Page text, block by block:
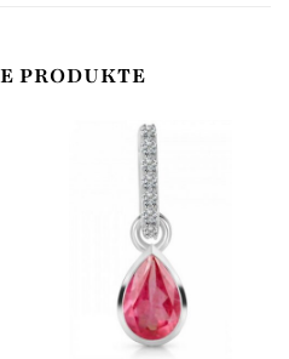
PRODUKTE